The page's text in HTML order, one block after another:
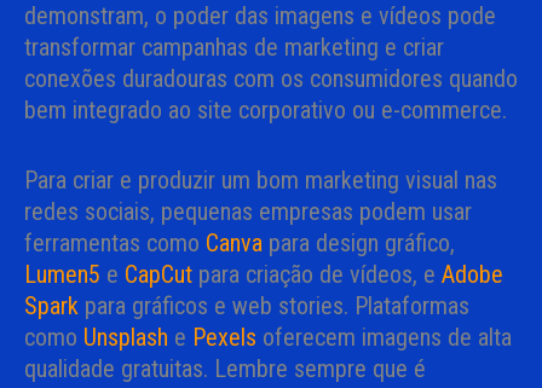
demonstram, o poder das imagens e vídeos pode
transformar campanhas de marketing e criar
conexões duradouras com os consumidores quando
bem integrado ao site corporativo ou e-commerce.
Para criar e produzir um bom marketing visual nas
redes sociais, pequenas empresas podem usar
ferramentas como Canva para design gráfico,
Lumen5 e CapCut para criação de vídeos, e Adobe
Spark para gráficos e web stories. Plataformas
como Unsplash e Pexels oferecem imagens de alta
qualidade gratuitas. Lembre sempre que é